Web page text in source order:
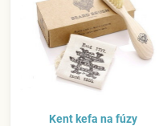
Kent kefa na fúzy